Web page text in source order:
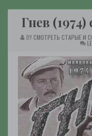
Гнев
BY СМОТРЕТЬ СТАРЫЕ И